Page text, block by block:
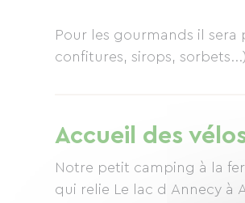
Pour les gourmands il sera
confitures, sirops, sorbets...)
équipements minimum
Accueil des
Notre petit camping à la
qui relie Le lac d Annecy à